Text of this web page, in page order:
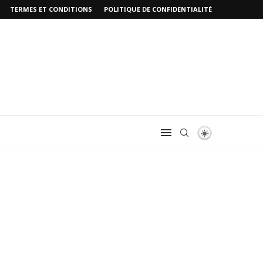
TERMES ET CONDITIONS POLITIQUE DE CONFIDENTIALITÉ